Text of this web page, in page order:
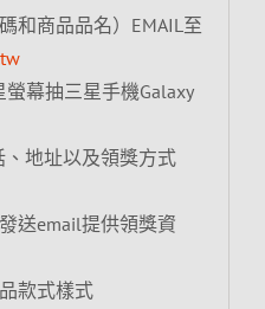
和商品品名）EMAIL至
幕抽三星手機Galaxy
地址以及領獎方式
送email提供領獎資
款式樣式